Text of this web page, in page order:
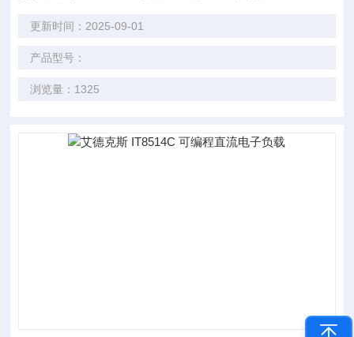
更新时间：2025-09-01
产品型号：
浏览量：1325